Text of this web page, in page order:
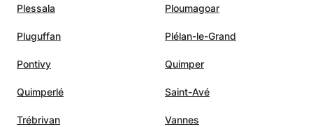
Plessala Ploumagoar
Pluguffan Plélan-le-Grand
Pontivy Quimper
Quimperlé Saint-Avé
Trébrivan Vannes